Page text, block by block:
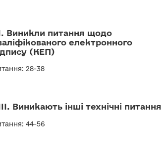
Виникли питання щодо
електронного
(КЕП)
28-38
Виникають інші технічні питання
44-56